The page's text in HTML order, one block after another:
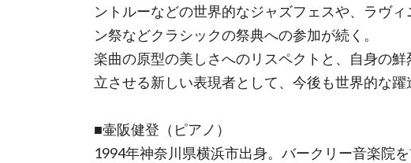
ントルーなどの世界的なジャズフェスや、ラヴ
ン祭などクラシックの祭典への参加が続く。
楽曲の原型の美しさへのリスペクトと、自身の
立させる新しい表現者として、今後も世界的な躍
■壷阪健登（ピアノ）
1994年神奈川県横浜市出身。バークリー音楽院